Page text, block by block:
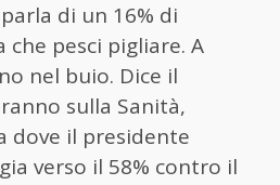
di un 16% di
pesci pigliare. A
nel buio. Dice il
sulla Sanità,
dove il presidente
verso il 58% contro il